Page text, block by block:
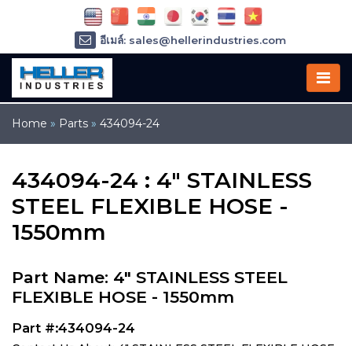
Home » Parts » 434094-24
434094-24 : 4" STAINLESS
STEEL FLEXIBLE HOSE -
1550mm
Part Name: 4" STAINLESS STEEL
FLEXIBLE HOSE - 1550mm
Part #:434094-24
อีเมล์: sales@hellerindustries.com
อีเมล์: service@hellerindustries.com
โทรศัพท์ :